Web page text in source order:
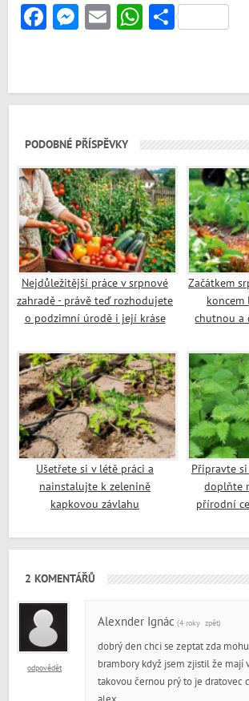
Facebook
Messenger
EmailWhatsApp
Share
PODOBNÉ PŘÍSPĚVKY
Nejdůležitější práce v srpnové
zahradě - právě teď rozhodujete
o podzimní úrodě i její kráse
Začátkem
chutnou a
Ušetřete si v létě práci a
nainstalujte k zelenině
kapkovou závlahu
Připravte
doplňte
přírodní
2 KOMENTÁŘŮ
odpovědět
Alexnder Ignác (4 roky zpět)
dobrý den chci se zeptat zda
brambory když jsem zjistil že mají
takovou černou prý to je dratovec